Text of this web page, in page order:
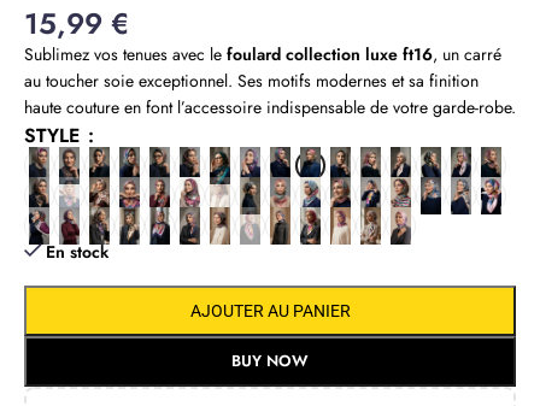
15,99 €
Sublimez vos tenues avec le foulard collection luxe ft16, un carré
au toucher soie exceptionnel. Ses motifs modernes et sa finition
haute couture en font l’accessoire indispensable de votre garde-robe.
STYLE
En stock
AJOUTER AU PANIER
BUY NOW